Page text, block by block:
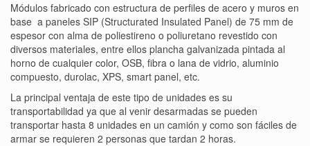
Módulos fabricado con estructura de perfiles de acero y muros en
base a paneles SIP (Structurated Insulated Panel) de 75 mm de
espesor con alma de poliestireno o poliuretano revestido con
diversos materiales, entre ellos plancha galvanizada pintada al
horno de cualquier color, OSB, fibra o lana de vidrio, aluminio
compuesto, durolac, XPS, smart panel, etc.
La principal ventaja de este tipo de unidades es su
transportabilidad ya que al venir desarmadas se pueden
transportar hasta 8 unidades en un camión y como son fáciles de
armar se requieren 2 personas que tardan 2 horas.